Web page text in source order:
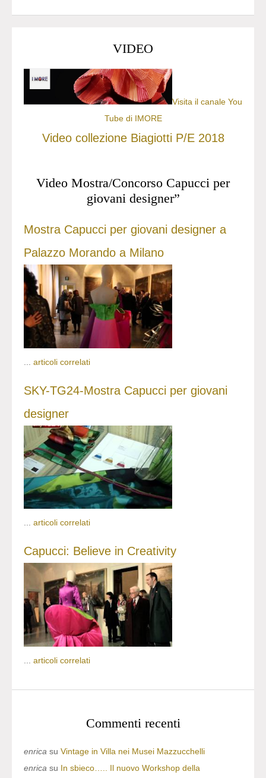
VIDEO
Visita il canale You
Tube di IMORE
Video collezione Biagiotti P/E 2018
Video Mostra/Concorso Capucci per
giovani designer”
Mostra Capucci per giovani designer a
Palazzo Morando a Milano
articoli correlati
SKY-TG24-Mostra Capucci per giovani
designer
... articoli correlati
Capucci: Believe in Creativity
articoli correlati
Commenti recenti
enrica su Vintage in Villa nei Musei Mazzucchelli
enrica su In sbieco….. Il nuovo Workshop della